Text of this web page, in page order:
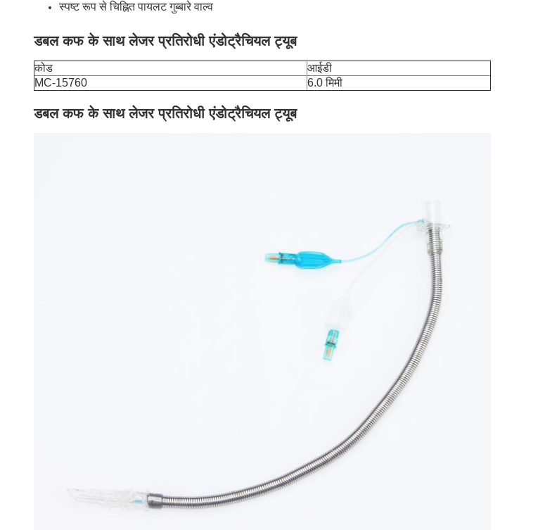
स्पष्ट रूप से चिह्नित पायलट गुब्बारे वाल्व
डबल कफ के साथ लेजर प्रतिरोधी एंडोट्रैचियल ट्यूब
कोड
आईडी
MC-15760
6.0 मिमी
डबल कफ के साथ लेजर प्रतिरोधी एंडोट्रैचियल ट्यूब